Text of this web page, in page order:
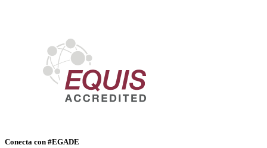
Conecta con #EGADE